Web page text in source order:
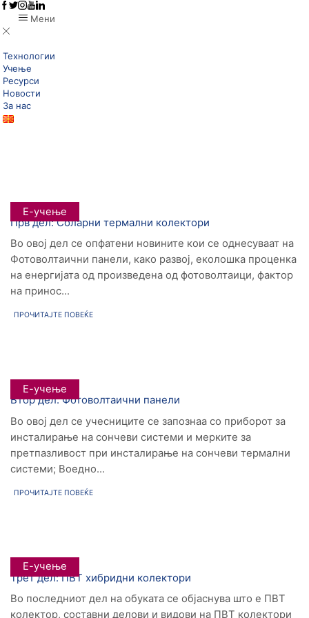
Мени
Технологии
Учење
Ресурси
Новости
За нас
Е-учење
Прв дел: Соларни термални колектори
Во овој дел се опфатени новините кои се однесуваат на
Фотоволтаични панели, како развој, еколошка проценка
на енергијата од произведена од фотоволтаици, фактор
на принос...
ПРОЧИТАЈТЕ ПОВЕЌЕ
Е-учење
Втор дел: Фотоволтаични панели
Во овој дел се учесниците се запознаа со приборот за
инсталирање на сончеви системи и мерките за
претпазливост при инсталирање на сончеви термални
системи; Воедно...
ПРОЧИТАЈТЕ ПОВЕЌЕ
Е-учење
Трет дел: ПВТ хибридни колектори
Во последниот дел на обуката се објаснува што е ПВТ
колектор, составни делови и видови на ПВТ колектори